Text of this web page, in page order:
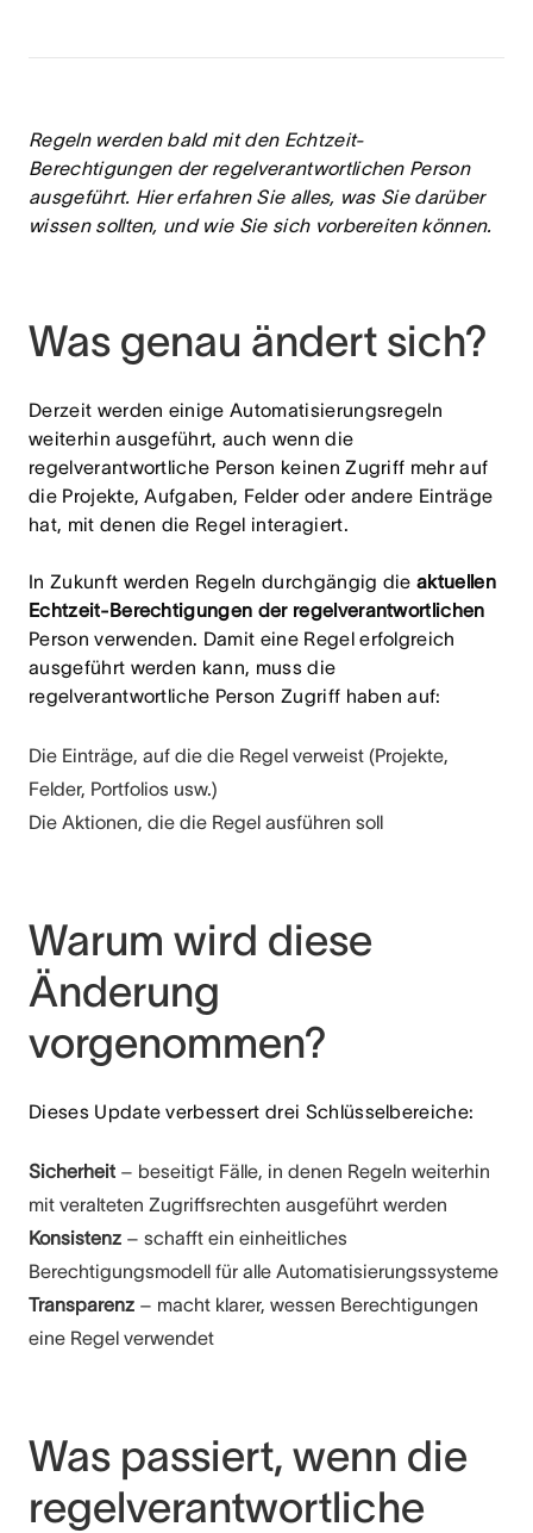
Regeln werden bald mit den Echtzeit-
Berechtigungen der regelverantwortlichen Person
ausgeführt. Hier erfahren Sie alles, was Sie darüber
wissen sollten, und wie Sie sich vorbereiten können.
Was genau ändert sich?
Derzeit werden einige Automatisierungsregeln
weiterhin ausgeführt, auch wenn die
regelverantwortliche Person keinen Zugriff mehr auf
die Projekte, Aufgaben, Felder oder andere Einträge
hat, mit denen die Regel interagiert.
In Zukunft werden Regeln durchgängig dieaktuellen
Echtzeit-Berechtigungen der regelverantwortlichen
Person verwenden. Damit eine Regel erfolgreich
ausgeführt werden kann, muss die
regelverantwortliche Person Zugriff haben auf:
Die Einträge, auf die die Regel verweist (Projekte,
Felder, Portfolios usw.)
Die Aktionen, die die Regel ausführen soll
Warum wird diese
Änderung
vorgenommen?
Dieses Update verbessert drei Schlüsselbereiche:
Sicherheit – beseitigt Fälle, in denen Regeln weiterhin
mit veralteten Zugriffsrechten ausgeführt werden
Konsistenz – schafft ein einheitliches
Berechtigungsmodell für alle Automatisierungssysteme
Transparenz – macht klarer, wessen Berechtigungen
eine Regel verwendet
Was passiert, wenn die
regelverantwortliche